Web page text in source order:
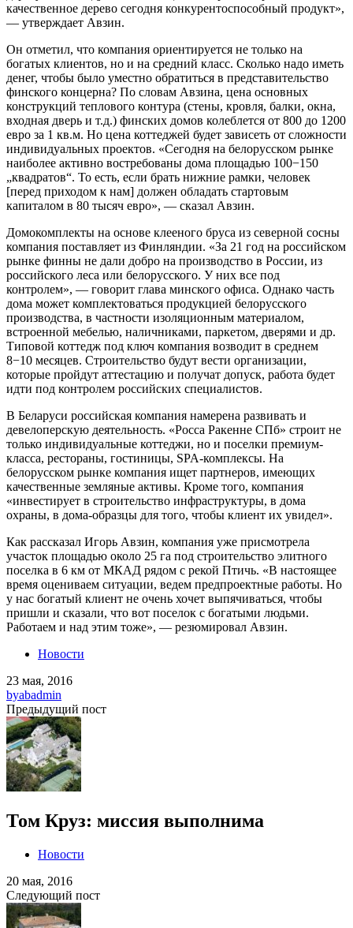
качественное дерево сегодня конкурентоспособный продукт»,
— утверждает Авзин.
Он отметил, что компания ориентируется не только на
богатых клиентов, но и на средний класс. Сколько надо иметь
денег, чтобы было уместно обратиться в представительство
финского концерна? По словам Авзина, цена основных
конструкций теплового контура (стены, кровля, балки, окна,
входная дверь и т.д.) финских домов колеблется от 800 до 1200
евро за 1 кв.м. Но цена коттеджей будет зависеть от сложности
индивидуальных проектов. «Сегодня на белорусском рынке
наиболее активно востребованы дома площадью 100−150
„квадратов“. То есть, если брать нижние рамки, человек
[перед приходом к нам] должен обладать стартовым
капиталом в 80 тысяч евро», — сказал Авзин.
Домокомплекты на основе клееного бруса из северной сосны
компания поставляет из Финляндии. «За 21 год на российском
рынке финны не дали добро на производство в России, из
российского леса или белорусского. У них все под
контролем», — говорит глава минского офиса. Однако часть
дома может комплектоваться продукцией белорусского
производства, в частности изоляционным материалом,
встроенной мебелью, наличниками, паркетом, дверями и др.
Типовой коттедж под ключ компания возводит в среднем
8−10 месяцев. Строительство будут вести организации,
которые пройдут аттестацию и получат допуск, работа будет
идти под контролем российских специалистов.
В Беларуси российская компания намерена развивать и
девелоперскую деятельность. «Росса Ракенне СПб» строит не
только индивидуальные коттеджи, но и поселки премиум-
класса, рестораны, гостиницы, SPA-комплексы. На
белорусском рынке компания ищет партнеров, имеющих
качественные земляные активы. Кроме того, компания
«инвестирует в строительство инфраструктуры, в дома
охраны, в дома-образцы для того, чтобы клиент их увидел».
Как рассказал Игорь Авзин, компания уже присмотрела
участок площадью около 25 га под строительство элитного
поселка в 6 км от МКАД рядом с рекой Птичь. «В настоящее
время оцениваем ситуации, ведем предпроектные работы. Но
у нас богатый клиент не очень хочет выпячиваться, чтобы
пришли и сказали, что вот поселок с богатыми людьми.
Работаем и над этим тоже», — резюмировал Авзин.
Новости
23 мая, 2016
byabadmin
Предыдущий пост
Том Круз: миссия выполнима
Новости
20 мая, 2016
Следующий пост